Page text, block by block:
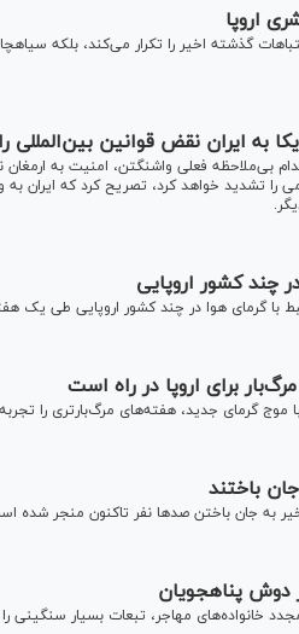
اروپا
گذشته اخیر را تکرار می‌کند، بلکه
به ایران نقض قوانین
بی‌ملاحظه فعلی واشنگتن، امنیت به
را تشدید خواهد کرد، تصریح کرد که ایران
برای اروپا در راه است
گرمای جدید، هفته‌های مرگ‌بارتری را
به جان باختن صد‌ها نفر تاکنون منجر شده
دوش پناهجویان
خانواده‌های مهاجر، تبعات بسیار سنگینی را